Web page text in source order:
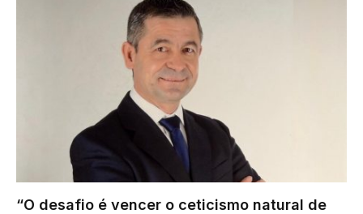
“O desafio é vencer o ceticismo natural de